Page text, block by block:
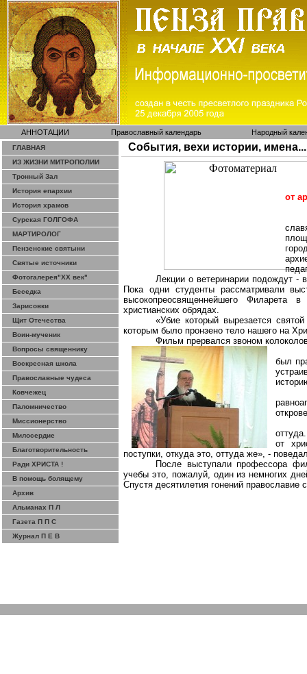
АННОТАЦИИ Православный календарь Народный
ГЛАВНАЯ
ИЗ ЖИЗНИ МИТРОПОЛИИ
Тронный Зал
История епархии
История храмов
Сурская ГОЛГОФА
МАРТИРОЛОГ
Пензенские святыни
Святые источники
Фотогалерея"ХХ век"
Беседка
Зарисовки
Щит Отечества
Воин-мученик
Вопросы священнику
Воскресная школа
Православные чудеса
Ковчежец
Паломничество
Миссионерство
Милосердие
Благотворительность
Ради ХРИСТА !
В помощь болящему
Архив
Альманах П Л
Газета П П С
Журнал П Е В
События, вехи истории, имена...
от
Лекции о ветеринарии подождут -
Пока одни студенты рассматривали
высокопреосвященнейшего Филарета в
христианских обрядах.
«Убие который вырезается
которым было пронзено тело нашего на
Фильм прервался звоном
был
от
поступки, откуда это, оттуда же», -
После выступали профессора
учебы это, пожалуй, один из немногих
Спустя десятилетия гонений православие